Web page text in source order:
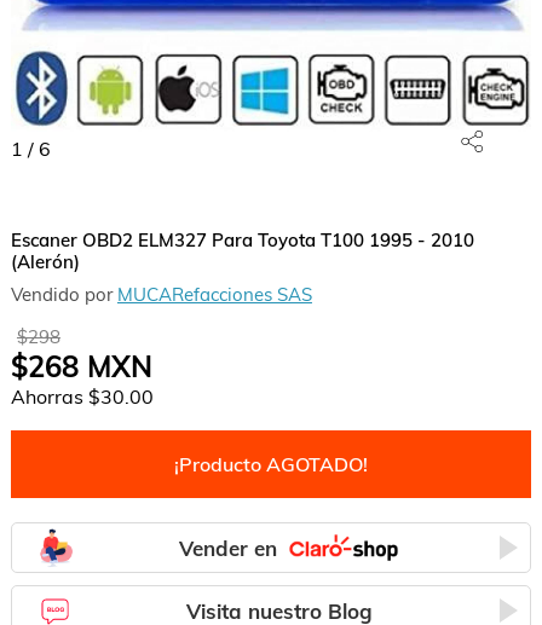
1 / 6
Escaner OBD2 ELM327 Para Toyota T100 1995 - 2010
(Alerón)
Vendido por MUCARefacciones SAS
$298
$268MXN
Ahorras $30.00
¡Producto AGOTADO!
Vender en
Visita nuestro Blog